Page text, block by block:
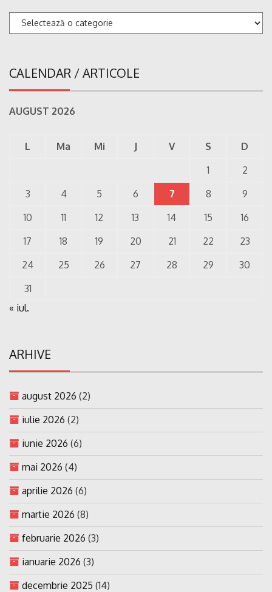
Categorii
CALENDAR / ARTICOLE
AUGUST 2026
L Ma Mi J V S
D
1
2
3
4 5 6 7 8
9
10
11 12 13 14 15
16
17
18 19 20 21 22
23
24
25 26 27 28 29
30
31
« iul.
ARHIVE
august 2026 (2)
iulie 2026 (2)
iunie 2026 (6)
mai 2026 (4)
aprilie 2026 (6)
martie 2026 (8)
februarie 2026 (3)
ianuarie 2026 (3)
decembrie 2025 (14)